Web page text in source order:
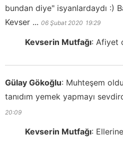
bundan diye" isyanlardaydı :)
Kevser ... 06 Şubat 2020 19:29
Kevserin Mutfağı: Afiyet
Gülay Gökoğlu: Muhteşem
tanıdım yemek yapmayı
20:09
Kevserin Mutfağı: